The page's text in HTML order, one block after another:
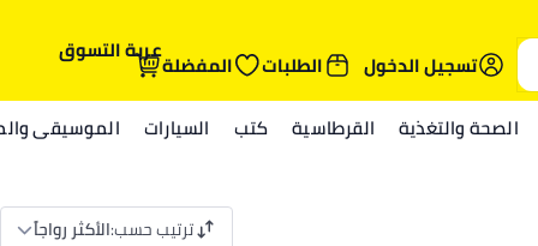
تسجيل الدخول
الطلبات المفضلةعربة التسوق
الصحة والتغذية القرطاسية كتب السيارات الموسيقى
ترتيب حسب:الأكثر رواجاً